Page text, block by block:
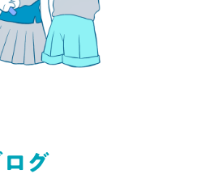
者の声
ログ